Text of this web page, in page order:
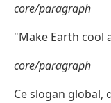
core/paragraph
"Make Earth cool
core/paragraph
Ce slogan global,